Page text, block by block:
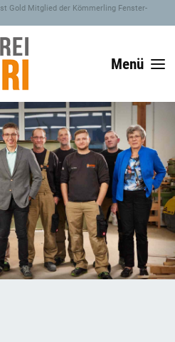
Gold Mitglied der Kömmerling Fenster-
Menü